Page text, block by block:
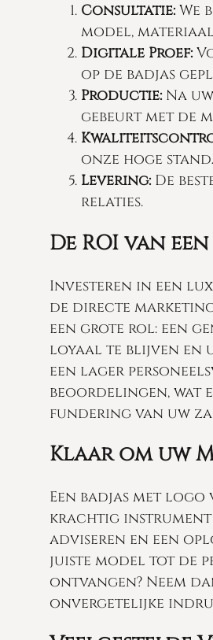
Consultatie: We
model,
Digitale Proef:
op de badjas
Productie: Na
gebeurt met de
onze hoge
Levering: De
relaties.
De ROI van
Investeren in een
de directe
een grote rol: een
loyaal te blijven en
een lager
beoordelingen, wat
fundering van uw
Klaar om uw
Een badjas met logo
krachtig instrument
adviseren en een
juiste model tot de
ontvangen? Neem
onvergetelijke